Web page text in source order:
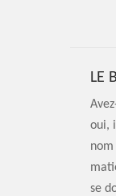
LE
oui,
se